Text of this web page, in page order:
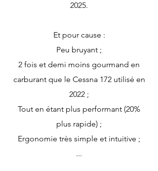
2025.
Et pour cause :
Peu bruyant ;
2 fois et demi moins gourmand en
carburant que le Cessna 172 utilisé en
2022 ;
Tout en étant plus performant (20%
plus rapide) ;
Ergonomie très simple et intuitive ;
...